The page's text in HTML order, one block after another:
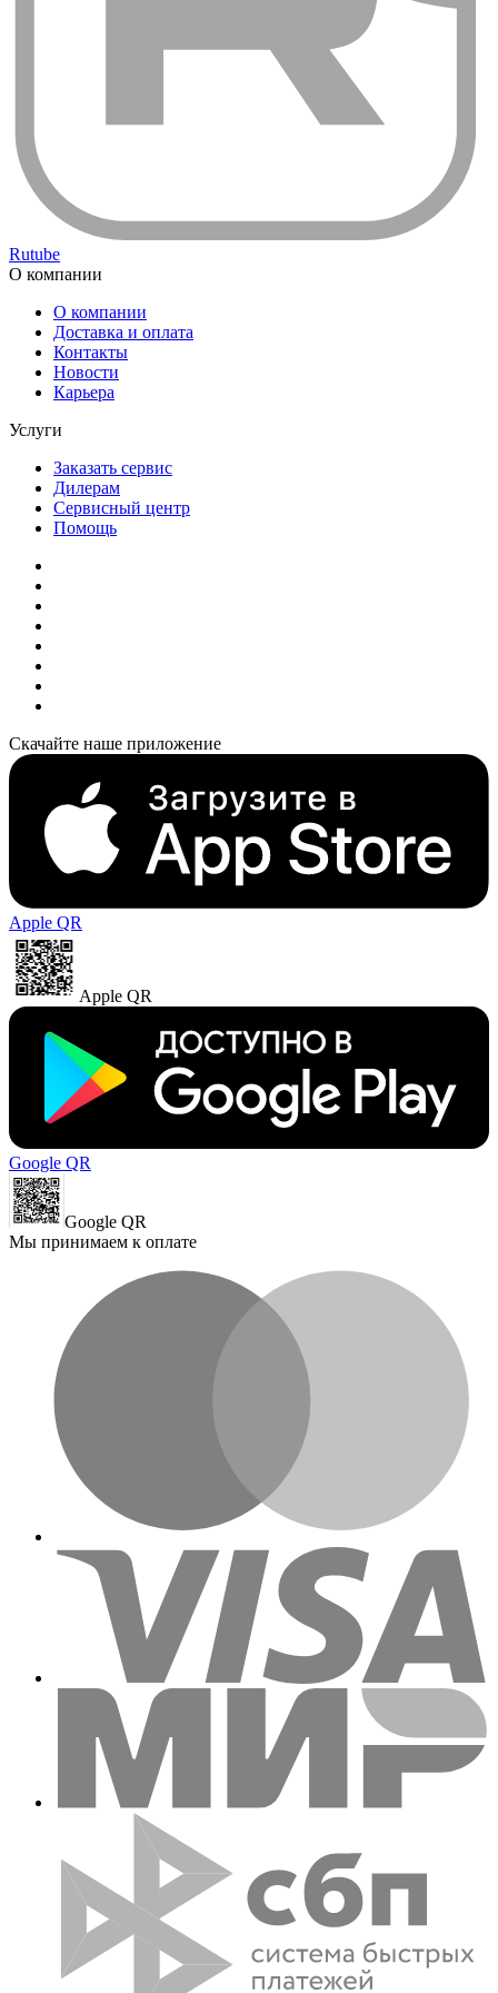
Rutube
О компании
О компании
Доставка и оплата
Контакты
Новости
Карьера
Услуги
Заказать сервис
Дилерам
Сервисный центр
Помощь
Скачайте наше приложение
Apple QR
Apple QR
Google QR
Google QR
Мы принимаем к оплате